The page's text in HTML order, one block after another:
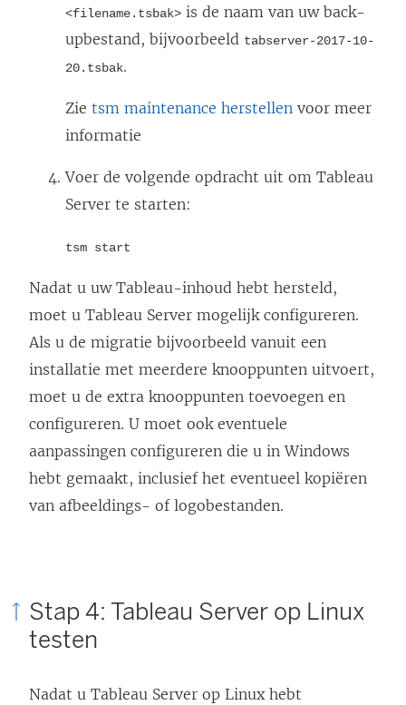
<filename.tsbak> is de naam van uw back-
upbestand, bijvoorbeeld tabserver-2017-10-
20.tsbak.
Zie tsm maintenance herstellen voor meer
informatie
Voer de volgende opdracht uit om Tableau
Server te starten:
tsm start
Nadat u uw Tableau-inhoud hebt hersteld,
moet u Tableau Server mogelijk configureren.
Als u de migratie bijvoorbeeld vanuit een
installatie met meerdere knooppunten uitvoert,
moet u de extra knooppunten toevoegen en
configureren. U moet ook eventuele
aanpassingen configureren die u in Windows
hebt gemaakt, inclusief het eventueel kopiëren
van afbeeldings- of logobestanden.
Stap 4: Tableau Server op Linux
testen
Nadat u Tableau Server op Linux hebt